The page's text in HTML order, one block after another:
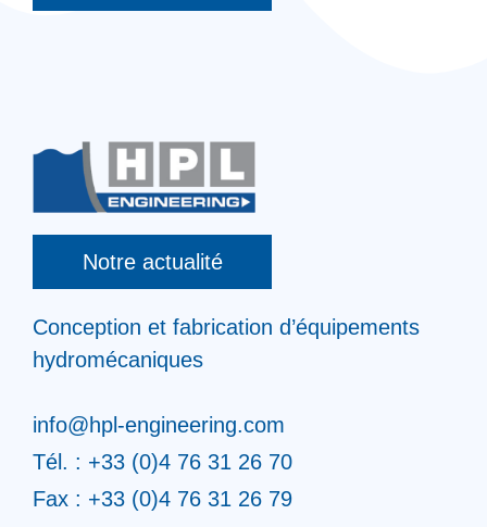
Notre actualité
Conception et fabrication d’équipements
hydromécaniques
info@hpl-engineering.com
Tél. : +33 (0)4 76 31 26 70
Fax : +33 (0)4 76 31 26 79